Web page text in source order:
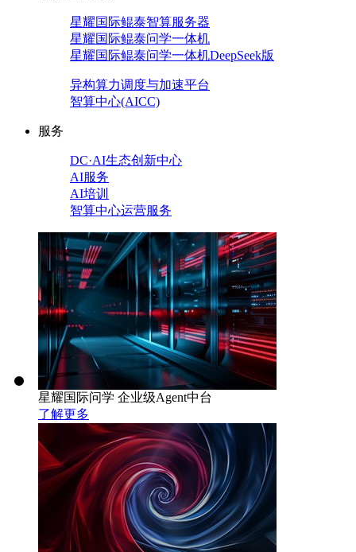
星耀国际鲲泰智算服务器
星耀国际鲲泰问学一体机
星耀国际鲲泰问学一体机DeepSeek版
异构算力调度与加速平台
智算中心(AICC)
服务
DC·AI生态创新中心
AI服务
AI培训
智算中心运营服务
星耀国际问学 企业级Agent中台
了解更多